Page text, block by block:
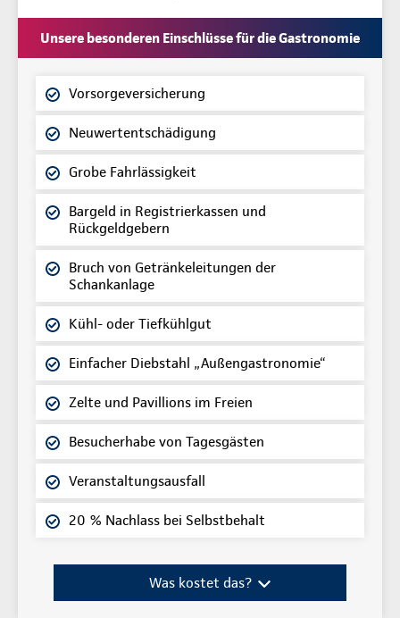
Unsere besonderen Einschlüsse für die Gastronomie
Vorsorgeversicherung
Neuwertentschädigung
Grobe Fahrlässigkeit
Bargeld in Registrierkassen und
Rückgeldgebern
Bruch von Getränkeleitungen der
Schankanlage
Kühl- oder Tiefkühlgut
Einfacher Diebstahl „Außengastronomie“
Zelte und Pavillions im Freien
Besucherhabe von Tagesgästen
Veranstaltungsausfall
20 % Nachlass bei Selbstbehalt
Was kostet das?